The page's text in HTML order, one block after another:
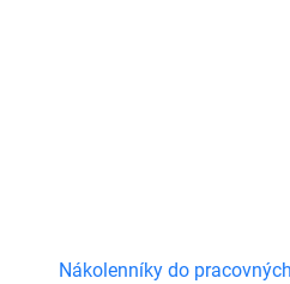
Nákolenníky do